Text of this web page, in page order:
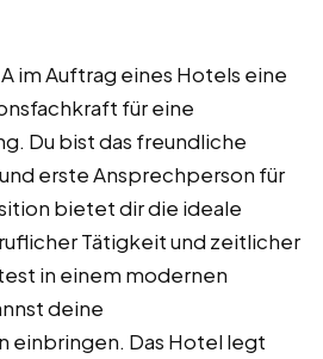
im Auftrag eines Hotels eine
für eine
Du bist das freundliche
erste Ansprechperson für
bietet dir die ideale
Tätigkeit und zeitlicher
in einem modernen
deine
einbringen. Das Hotel legt